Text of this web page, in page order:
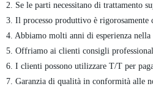
2. Se le parti necessitano di trattamento
3. Il processo produttivo è
4. Abbiamo molti anni di esperienza
5. Offriamo ai clienti consigli
6. I clienti possono utilizzare T/T per
7. Garanzia di qualità in conformità alle